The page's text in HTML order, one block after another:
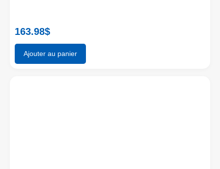
163.98$
Ajouter au panier